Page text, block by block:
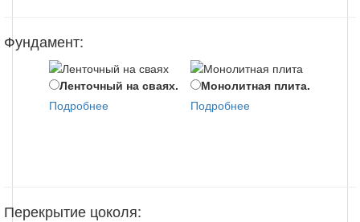
Фундамент:
Ленточный на сваях.
Подробнее
Монолитная плита.
Подробнее
Перекрытие цоколя: